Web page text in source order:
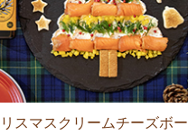
スマスクリームチーズボー